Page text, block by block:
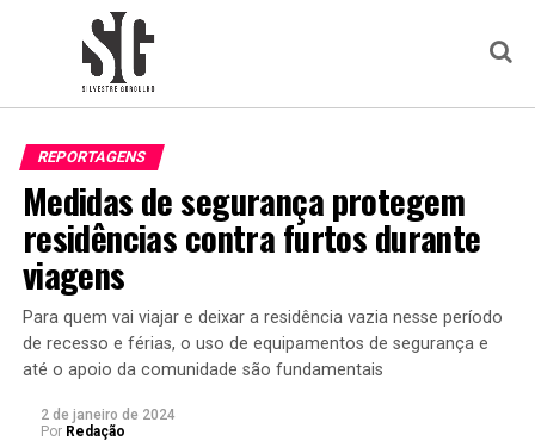
REPORTAGENS
Medidas de segurança protegem
residências contra furtos durante
viagens
Para quem vai viajar e deixar a residência vazia nesse período
de recesso e férias, o uso de equipamentos de segurança e
até o apoio da comunidade são fundamentais
2 de janeiro de 2024
Por Redação